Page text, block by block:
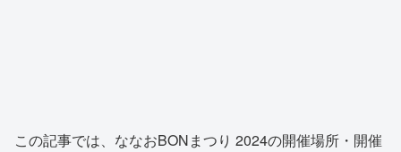
この記事では、ななおBONまつり 2024の開催場所・開催